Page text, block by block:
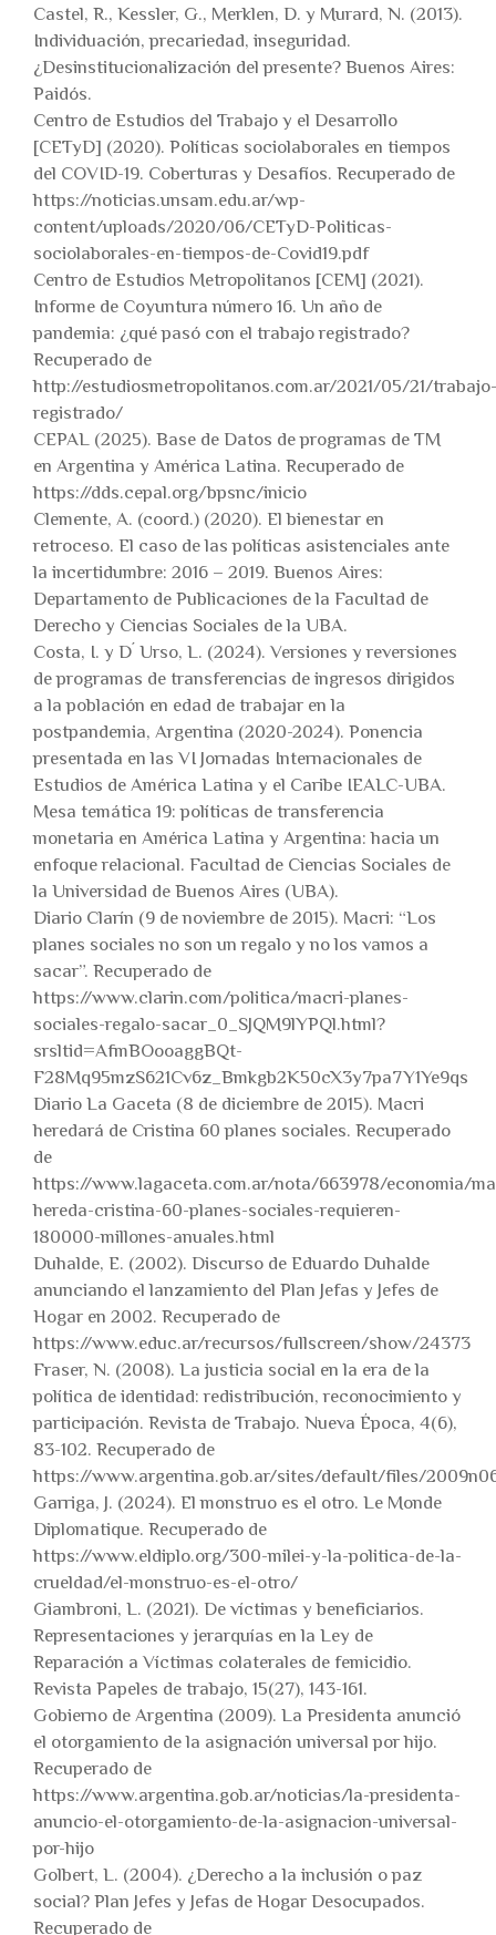
Castel, R., Kessler, G., Merklen, D. y Murard, N. (2013).
Individuación, precariedad, inseguridad.
¿Desinstitucionalización del presente? Buenos Aires:
Paidós.
Centro de Estudios del Trabajo y el Desarrollo
[CETyD] (2020). Políticas sociolaborales en tiempos
del COVID-19. Coberturas y Desafíos. Recuperado de
https://noticias.unsam.edu.ar/wp-
content/uploads/2020/06/CETyD-Politicas-
sociolaborales-en-tiempos-de-Covid19.pdf
Centro de Estudios Metropolitanos [CEM] (2021).
Informe de Coyuntura número 16. Un año de
pandemia: ¿qué pasó con el trabajo registrado?
Recuperado de
http://estudiosmetropolitanos.com.ar/2021/05/21/trabajo-
registrado/
CEPAL (2025). Base de Datos de programas de TM
en Argentina y América Latina. Recuperado de
https://dds.cepal.org/bpsnc/inicio
Clemente, A. (coord.) (2020). El bienestar en
retroceso. El caso de las políticas asistenciales ante
la incertidumbre: 2016 – 2019. Buenos Aires:
Departamento de Publicaciones de la Facultad de
Derecho y Ciencias Sociales de la UBA.
Costa, I. y D´ Urso, L. (2024). Versiones y reversiones
de programas de transferencias de ingresos dirigidos
a la población en edad de trabajar en la
postpandemia, Argentina (2020-2024). Ponencia
presentada en las VI Jornadas Internacionales de
Estudios de América Latina y el Caribe IEALC-UBA.
Mesa temática 19: políticas de transferencia
monetaria en América Latina y Argentina: hacia un
enfoque relacional. Facultad de Ciencias Sociales de
la Universidad de Buenos Aires (UBA).
Diario Clarín (9 de noviembre de 2015). Macri: “Los
planes sociales no son un regalo y no los vamos a
sacar”. Recuperado de
https://www.clarin.com/politica/macri-planes-
sociales-regalo-sacar_0_SJQM9lYPQl.html?
srsltid=AfmBOooaggBQt-
F28Mq95mzS621Cv6z_Bmkgb2K50cX3y7pa7Y1Ye9qs
Diario La Gaceta (8 de diciembre de 2015). Macri
heredará de Cristina 60 planes sociales. Recuperado
de
https://www.lagaceta.com.ar/nota/663978/economia/
hereda-cristina-60-planes-sociales-requieren-
180000-millones-anuales.html
Duhalde, E. (2002). Discurso de Eduardo Duhalde
anunciando el lanzamiento del Plan Jefas y Jefes de
Hogar en 2002. Recuperado de
https://www.educ.ar/recursos/fullscreen/show/24373
Fraser, N. (2008). La justicia social en la era de la
política de identidad: redistribución, reconocimiento y
participación. Revista de Trabajo. Nueva Época, 4(6),
83-102. Recuperado de
https://www.argentina.gob.ar/sites/default/files/
Garriga, J. (2024). El monstruo es el otro. Le Monde
Diplomatique. Recuperado de
https://www.eldiplo.org/300-milei-y-la-politica-de-la-
crueldad/el-monstruo-es-el-otro/
Giambroni, L. (2021). De víctimas y beneficiarios.
Representaciones y jerarquías en la Ley de
Reparación a Víctimas colaterales de femicidio.
Revista Papeles de trabajo, 15(27), 143-161.
Gobierno de Argentina (2009). La Presidenta anunció
el otorgamiento de la asignación universal por hijo.
Recuperado de
https://www.argentina.gob.ar/noticias/la-presidenta-
anuncio-el-otorgamiento-de-la-asignacion-universal-
por-hijo
Golbert, L. (2004). ¿Derecho a la inclusión o paz
social? Plan Jefes y Jefas de Hogar Desocupados.
Recuperado de